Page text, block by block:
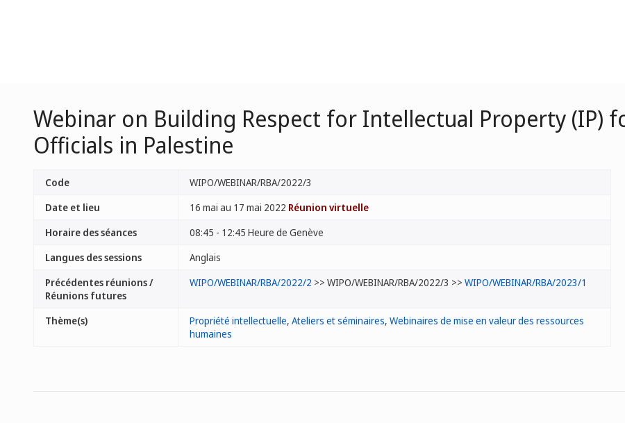
Webinar on Building Respect for Intellectual Property (IP)
Officials in Palestine
Code
WIPO/WEBINAR/RBA/2022/3
Date et lieu
16 mai au 17 mai 2022 Réunion virtuelle
Horaire des séances
08:45 - 12:45 Heure de Genève
Langues des sessions
Anglais
Précédentes réunions /
Réunions futures
WIPO/WEBINAR/RBA/2022/2 >> WIPO/WEBINAR/RBA/2022/3 >> WIPO/WEBINAR/RBA/2023/1
Thème(s) Propriété intellectuelle, Ateliers et séminaires, Webinaires de mise en valeur des ressources
humaines